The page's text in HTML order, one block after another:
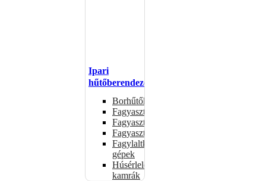
Ipari
hűtőberendezések
Borhűtők
Fagyasztóasztalok
Fagyasztóládák
Fagyasztószekrények
Fagylaltkészítő
gépek
Húsérlelő
kamrák